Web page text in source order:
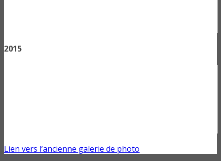
2015
Lien vers l’ancienne galerie de photo